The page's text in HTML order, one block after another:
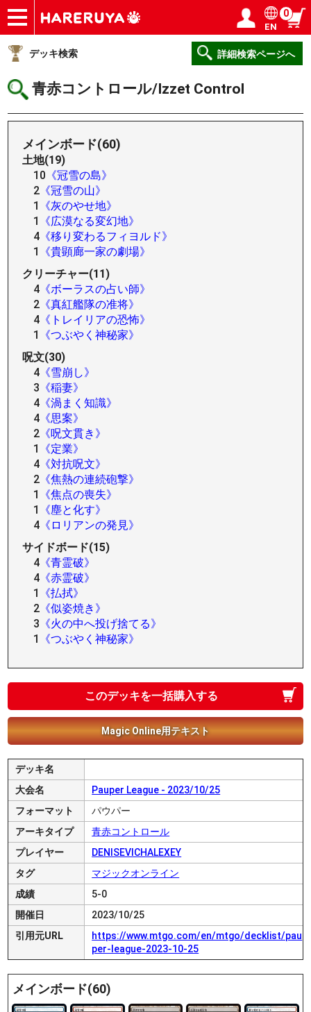
ショップ
買取
記事
デッキ検索
デッキ構築
選手一覧
店舗一覧
イベント
ヘルプ
お問い合わせ ログイン／会員登録
EN
0
デッキ検索 詳細検索ページへ
青赤コントロール/Izzet Control
メインボード(60)
土地(19)
10 《冠雪の島》
2 《冠雪の山》
1
《灰のやせ地》
1
《広漠なる変幻地》
4 《移り変わるフィヨルド》
1
《貴顕廊一家の劇場》
クリーチャー(11)
4 《ボーラスの占い師》
2 《真紅艦隊の准将》
4 《トレイリアの恐怖》
1
《つぶやく神秘家》
呪文(30)
4 《雪崩し》
3 《稲妻》
4 《渦まく知識》
4 《思案》
2 《呪文貫き》
1
《定業》
4 《対抗呪文》
2 《焦熱の連続砲撃》
1
《焦点の喪失》
1
《塵と化す》
4 《ロリアンの発見》
サイドボード(15)
4 《青霊破》
4 《赤霊破》
1
《払拭》
2 《似姿焼き》
3 《火の中へ投げ捨てる》
1
《つぶやく神秘家》
このデッキを一括購入する
Magic Online用テキスト
デッキ名
大会名
Pauper League - 2023/10/25
フォーマット
パウパー
アーキタイプ
青赤コントロール
プレイヤー
DENISEVICHALEXEY
タグ
マジックオンライン
成績
5-0
開催日
2023/10/25
引用元URL
https://www.mtgo.com/en/mtgo/decklist/pau
per-league-2023-10-25
メインボード(60)